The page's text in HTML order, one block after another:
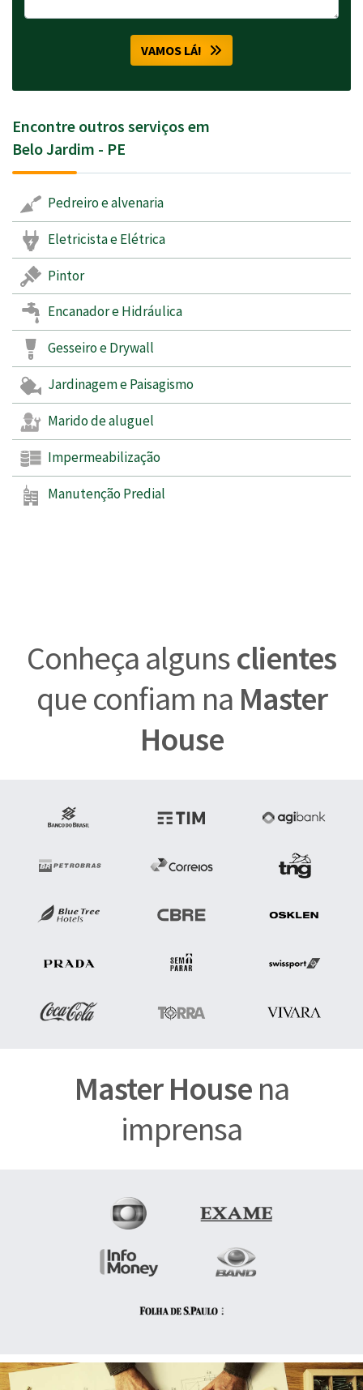
VAMOS LÁ!
Encontre outros serviços em
Belo Jardim - PE
Pedreiro e alvenaria
Eletricista e Elétrica
Pintor
Encanador e Hidráulica
Gesseiro e Drywall
Jardinagem e Paisagismo
Marido de aluguel
Impermeabilização
Manutenção Predial
Conheça algunsclientes
que confiam na Master
House
Master Housena
imprensa